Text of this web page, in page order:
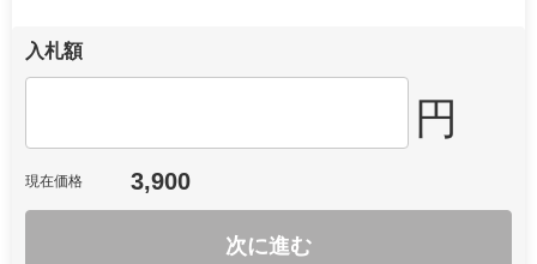
入札額
円
現在価格 3,900
次に進む